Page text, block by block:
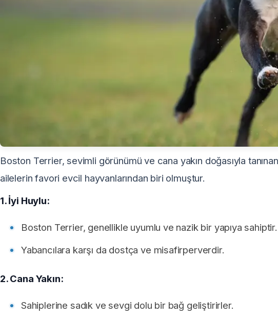
Boston Terrier, sevimli görünümü ve cana yakın doğasıyla
ailelerin favori evcil hayvanlarından biri olmuştur.
1. İyi Huylu:
Boston Terrier, genellikle uyumlu ve nazik bir yapıya sahiptir.
Yabancılara karşı da dostça ve misafirperverdir.
2. Cana Yakın:
Sahiplerine sadık ve sevgi dolu bir bağ geliştirirler.